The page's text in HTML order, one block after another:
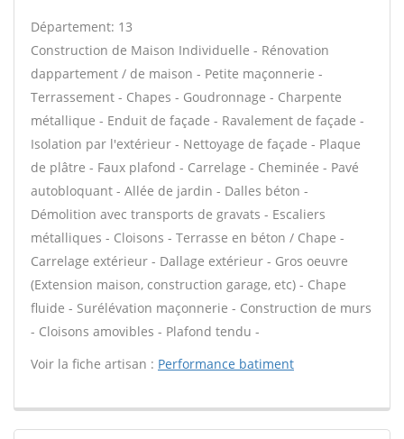
Département: 13
Construction de Maison Individuelle - Rénovation
dappartement / de maison - Petite maçonnerie -
Terrassement - Chapes - Goudronnage - Charpente
métallique - Enduit de façade - Ravalement de façade -
Isolation par l'extérieur - Nettoyage de façade - Plaque
de plâtre - Faux plafond - Carrelage - Cheminée - Pavé
autobloquant - Allée de jardin - Dalles béton -
Démolition avec transports de gravats - Escaliers
métalliques - Cloisons - Terrasse en béton / Chape -
Carrelage extérieur - Dallage extérieur - Gros oeuvre
(Extension maison, construction garage, etc) - Chape
fluide - Surélévation maçonnerie - Construction de murs
- Cloisons amovibles - Plafond tendu -
Voir la fiche artisan : Performance batiment